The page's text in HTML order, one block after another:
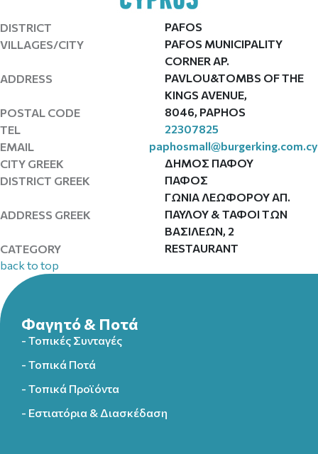
DISTRICT
PAFOS
VILLAGES/CITY
PAFOS MUNICIPALITY
ADDRESS
CORNER AP.
PAVLOU&TOMBS OF THE
KINGS AVENUE,
POSTAL CODE
8046, PAPHOS
TEL
22307825
EMAIL
paphosmall@burgerking.com.cy
CITY GREEK
ΔΗΜΟΣ ΠΑΦΟΥ
DISTRICT GREEK
ΠΑΦΟΣ
ADDRESS GREEK
ΓΩΝΙΑ ΛΕΩΦΟΡΟΥ ΑΠ.
ΠΑΥΛΟΥ & ΤΑΦΟΙ ΤΩΝ
ΒΑΣΙΛΕΩΝ, 2
CATEGORY
RESTAURANT
back to top
Φαγητό & Ποτά
- Τοπικές Συνταγές
- Τοπικά Ποτά
- Τοπικά Προϊόντα
- Εστιατόρια & Διασκέδαση